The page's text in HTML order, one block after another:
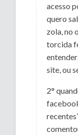
acesso
quero
zola, no
torcida
site, ou
2°